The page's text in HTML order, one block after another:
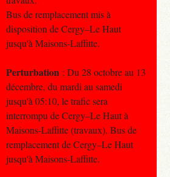
Bus de remplacement mis à
disposition de Cergy–Le Haut
jusqu'à Maisons-Laffitte.
Perturbation : Du 28 octobre au 13
décembre, du mardi au samedi
jusqu'à 05:10, le trafic sera
interrompu de Cergy–Le Haut à
Maisons-Laffitte (travaux). Bus de
remplacement de Cergy–Le Haut
jusqu'à Maisons-Laffitte.